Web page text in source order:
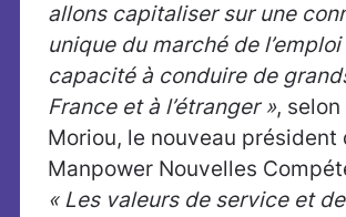
allons capitaliser sur une
unique du marché de
capacité à conduire de
France et à l’étranger »,
Moriou, le nouveau président
Manpower Nouvelles
« Les valeurs de service et